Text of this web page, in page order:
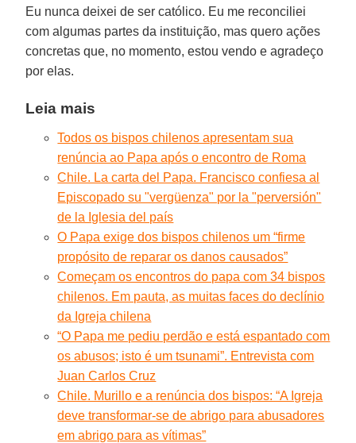
Eu nunca deixei de ser católico. Eu me reconciliei
com algumas partes da instituição, mas quero ações
concretas que, no momento, estou vendo e agradeço
por elas.
Leia mais
Todos os bispos chilenos apresentam sua
renúncia ao Papa após o encontro de Roma
Chile. La carta del Papa. Francisco confiesa al
Episcopado su "vergüenza" por la "perversión"
de la Iglesia del país
O Papa exige dos bispos chilenos um “firme
propósito de reparar os danos causados”
Começam os encontros do papa com 34 bispos
chilenos. Em pauta, as muitas faces do declínio
da Igreja chilena
“O Papa me pediu perdão e está espantado com
os abusos; isto é um tsunami”. Entrevista com
Juan Carlos Cruz
Chile. Murillo e a renúncia dos bispos: “A Igreja
deve transformar-se de abrigo para abusadores
em abrigo para as vítimas”